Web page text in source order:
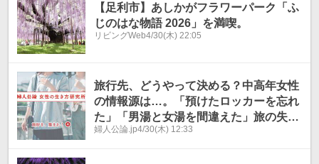
【足利市】あしかがフラワーパーク「ふ
じのはな物語 2026」を満喫。
リビングWeb4/30(木) 22:05
旅行先、どうやって決める？中高年女性
の情報源は…。「預けたロッカーを忘れ
た」「男湯と女湯を間違えた」旅の失敗
談も
婦人公論.jp4/30(木) 12:33